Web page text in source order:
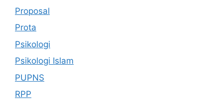
Proposal
Prota
Psikologi
Psikologi Islam
PUPNS
RPP